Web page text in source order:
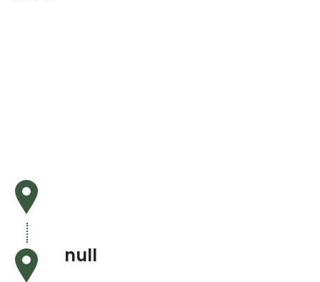
null